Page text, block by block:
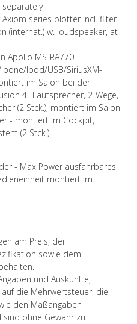
Axiom series plotter incl. filter
(internat.) w. loudspeaker, at
Apollo MS-RA770
Ipod/USB/SiriusXM-
im Salon bei der
4" Lautsprecher, 2-Wege,
(2 Stck.), montiert im Salon
- montiert im Cockpit,
(2 Stck.)
- Max Power ausfahrbares
montiert im
am Preis, der
sowie dem
und Auskünfte,
die Mehrwertsteuer, die
den Maßangaben
ohne Gewähr zu